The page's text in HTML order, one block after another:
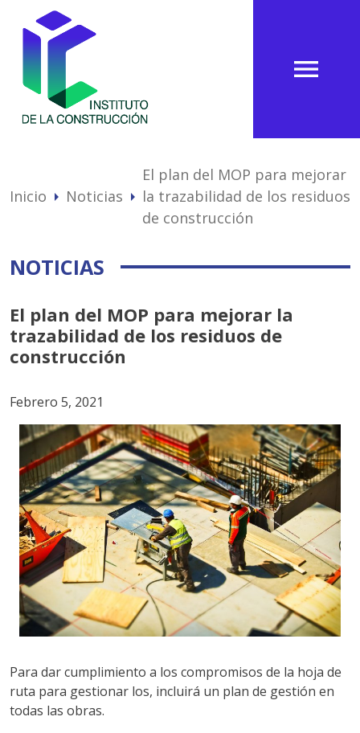
menu
Inicio arrow_right Noticias arrow_right
El plan del MOP para mejorar
la trazabilidad de los residuos
de construcción
NOTICIAS
El plan del MOP para mejorar la
trazabilidad de los residuos de
construcción
Febrero 5, 2021
Para dar cumplimiento a los compromisos de la hoja de
ruta para gestionar los, incluirá un plan de gestión en
todas las obras.